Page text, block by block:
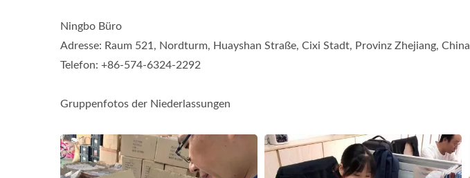
Ningbo Büro
Adresse: Raum 521, Nordturm, Huayshan Straße, Cixi Stadt, Provinz Zhejiang, China
Telefon: +86-574-6324-2292
Gruppenfotos der Niederlassungen